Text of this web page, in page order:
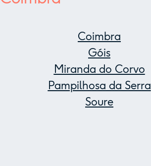
Coimbra
Góis
Miranda do Corvo
Pampilhosa da Serra
Soure